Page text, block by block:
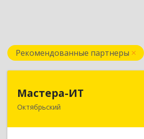
Рекомендованные партнеры
Мастера-ИТ
Октябрьский
452607, Башкортостан Респ,